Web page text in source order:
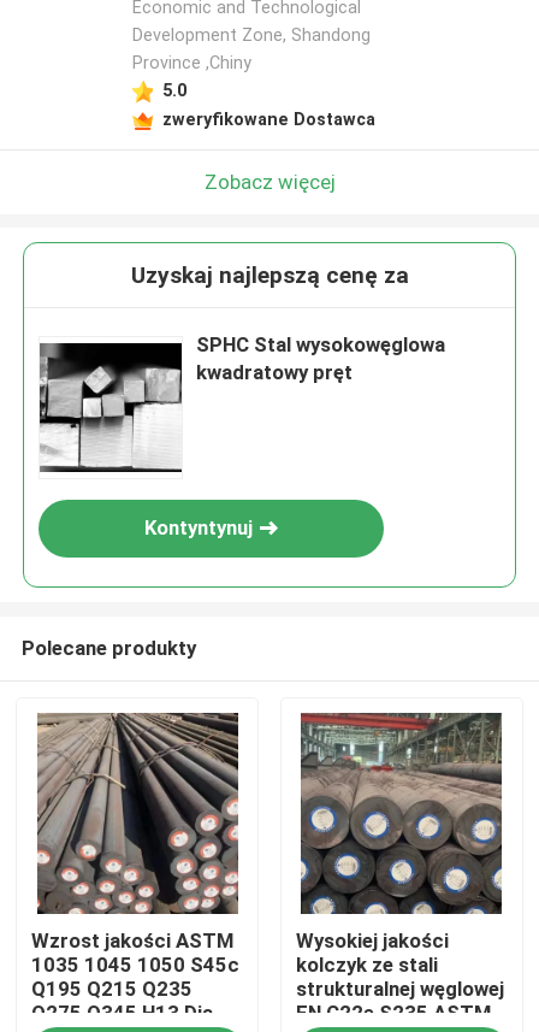
Dom
Produkty
O nas
Economic and Technological
Development Zone, Shandong
Province ,Chiny
5.0
zweryfikowane Dostawca
Zobacz więcej
Uzyskaj najlepszą cenę za
SPHC Stal wysokowęglowa
kwadratowy pręt
Kontyntynuj
Polecane produkty
Wzrost jakości ASTM
1035 1045 1050 S45c
Q195 Q215 Q235
Q275 Q345 H13 Dia
Wysokiej jakości
kolczyk ze stali
strukturalnej węglowej
EN C22e S235 ASTM